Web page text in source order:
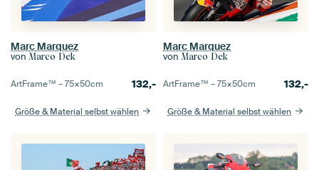
Marc Marquez
von Marco Dek
ArtFrame™ –75×50cm 132,-
Größe & Material selbst wählen
Marc Marquez
von Marco Dek
ArtFrame™ –75×50cm 132,-
Größe & Material selbst wählen